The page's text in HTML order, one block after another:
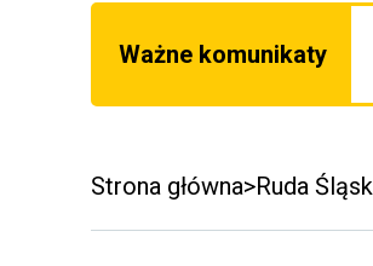
Ważne komunikaty
Strona główna Ruda